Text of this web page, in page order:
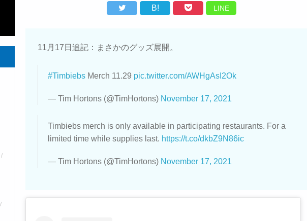
B! LINE
11月17日追記：まさかのグッズ展開。
#Timbiebs Merch 11.29 pic.twitter.com/AWHgAsI2Ok
— Tim Hortons (@TimHortons) November 17, 2021
Timbiebs merch is only available in participating restaurants. For a
limited time while supplies last. https://t.co/dkbZ9N86ic
— Tim Hortons (@TimHortons) November 17, 2021